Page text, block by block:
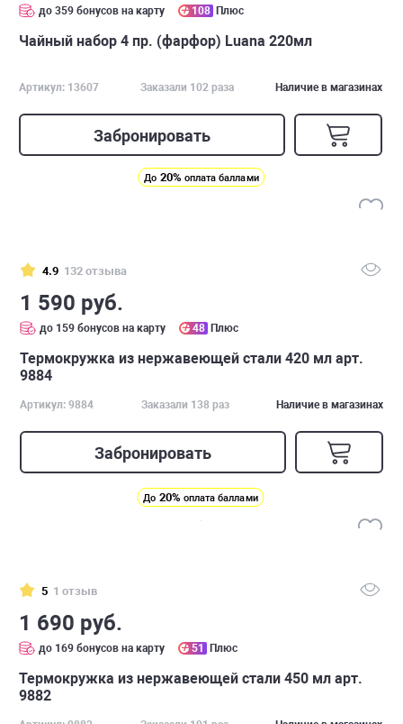
до 359 бонусов на карту 108 Плюс
Чайный набор 4 пр. (фарфор) Luana 220мл
Артикул: 13607 Заказали 102 раза Наличие в магазинах
Забронировать
До 20% оплата баллами
4.9 132 отзыва
1 590 руб.
до 159 бонусов на карту 48 Плюс
Термокружка из нержавеющей стали 420 мл арт.
9884
Артикул: 9884 Заказали 138 раз Наличие в магазинах
Забронировать
До 20% оплата баллами
5 1 отзыв
1 690 руб.
до 169 бонусов на карту 51 Плюс
Термокружка из нержавеющей стали 450 мл арт.
9882